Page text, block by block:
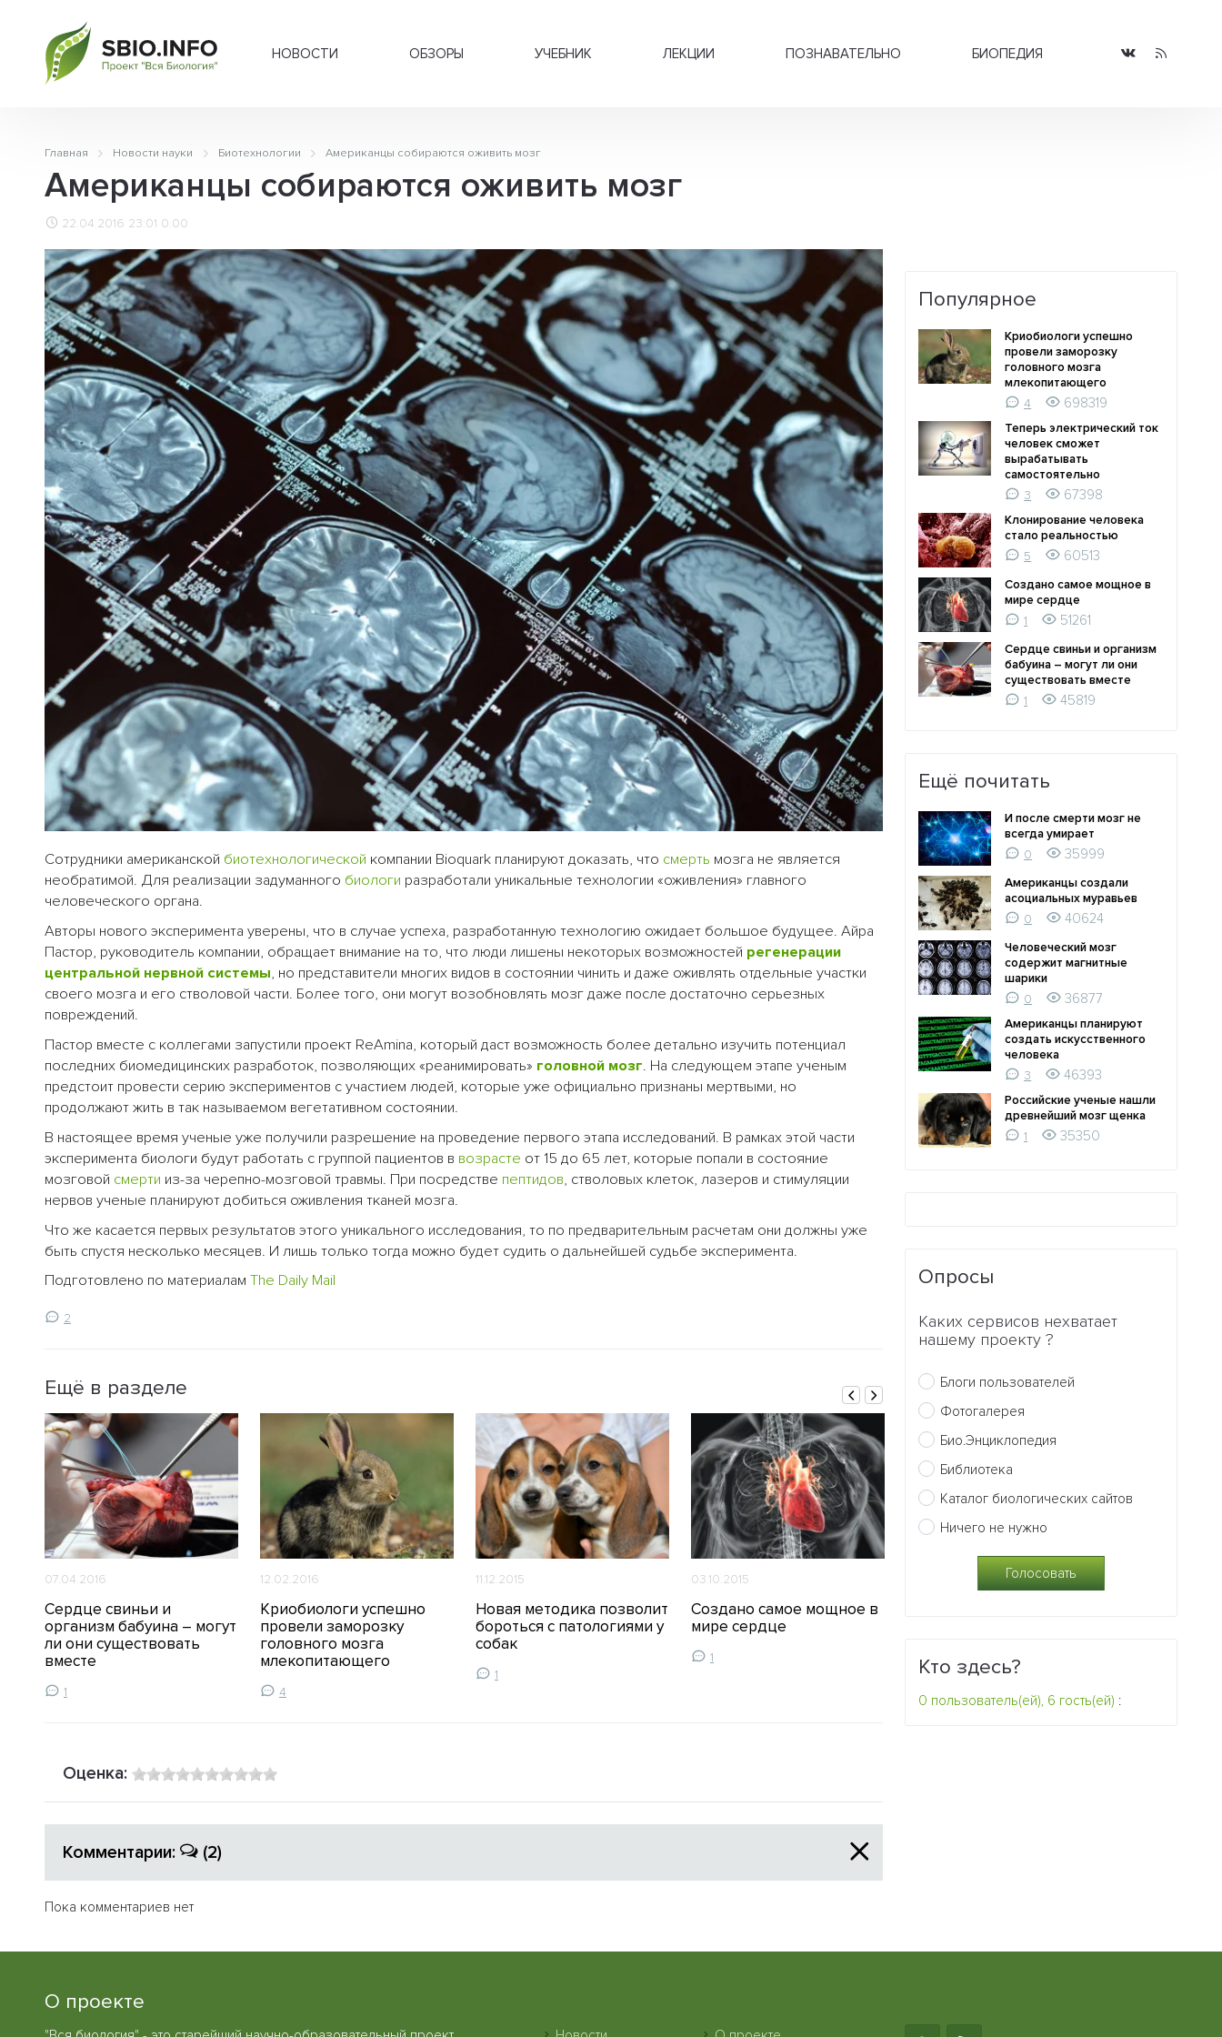
НОВОСТИ ОБЗОРЫ УЧЕБНИК ЛЕКЦИИ ПОЗНАВАТЕЛЬНО БИОПЕДИЯ
Главная Новости науки Биотехнологии Американцы собираются оживить мозг
Американцы собираются оживить мозг
22.04.2016 23:01 0.00
Сотрудники американской биотехнологической компании Bioquark планируют доказать, что смерть мозга не является
необратимой. Для реализации задуманного биологи разработали уникальные технологии «оживления» главного
человеческого органа.
Авторы нового эксперимента уверены, что в случае успеха, разработанную технологию ожидает большое будущее. Айра
Пастор, руководитель компании, обращает внимание на то, что люди лишены некоторых возможностей регенерации
центральной нервной системы, но представители многих видов в состоянии чинить и даже оживлять отдельные участки
своего мозга и его стволовой части. Более того, они могут возобновлять мозг даже после достаточно серьезных
повреждений.
Пастор вместе с коллегами запустили проект ReAmina, который даст возможность более детально изучить потенциал
последних биомедицинских разработок, позволяющих «реанимировать» головной мозг. На следующем этапе ученым
предстоит провести серию экспериментов с участием людей, которые уже официально признаны мертвыми, но
продолжают жить в так называемом вегетативном состоянии.
В настоящее время ученые уже получили разрешение на проведение первого этапа исследований. В рамках этой части
эксперимента биологи будут работать с группой пациентов в возрасте от 15 до 65 лет, которые попали в состояние
мозговой смерти из-за черепно-мозговой травмы. При посредстве пептидов, стволовых клеток, лазеров и стимуляции
нервов ученые планируют добиться оживления тканей мозга.
Что же касается первых результатов этого уникального исследования, то по предварительным расчетам они должны уже
быть спустя несколько месяцев. И лишь только тогда можно будет судить о дальнейшей судьбе эксперимента.
Подготовлено по материалам The Daily Mail
2
Ещё в разделе
07.04.2016
Сердце свиньи и
организм бабуина – могут
ли они существовать
вместе
1
12.02.2016
Криобиологи успешно
провели заморозку
головного мозга
млекопитающего
4
11.12.2015
Новая методика позволит
бороться с патологиями у
собак
1
03.10.2015
Создано самое мощное в
мире сердце
1 1
Оценка:
Комментарии: (2)
Пока комментариев нет
Популярное
Криобиологи успешно
провели заморозку
головного мозга
млекопитающего
4
698319
Теперь электрический ток
человек сможет
вырабатывать
самостоятельно
3
67398
Клонирование человека
стало реальностью
5
60513
Создано самое мощное в
мире сердце
1
51261
Сердце свиньи и организм
бабуина – могут ли они
существовать вместе
1
45819
Ещё почитать
И после смерти мозг не
всегда умирает
0
35999
Американцы создали
асоциальных муравьев
0
40624
Человеческий мозг
содержит магнитные
шарики
0
36877
Американцы планируют
создать искусственного
человека
3
46393
Российские ученые нашли
древнейший мозг щенка
1
35350
Опросы
Каких сервисов нехватает
нашему проекту ?
Блоги пользователей
Фотогалерея
Био.Энциклопедия
Библиотека
Каталог биологических сайтов
Ничего не нужно
Кто здесь?
0 пользователь(ей), 6 гость(ей) :
О проекте